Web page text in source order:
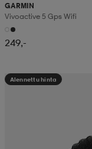
GARMIN
Vivoactive 5 Gps Wifi
249,-
Alennettu hinta